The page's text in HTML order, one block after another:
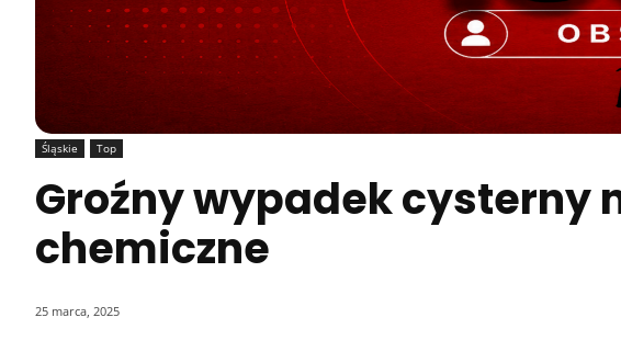
Śląskie Top
Groźny wypadek cysterny
chemiczne
25 marca, 2025